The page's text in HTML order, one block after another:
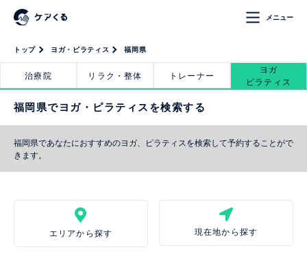
メニュー
トップ ヨガ・ピラティス 福岡県
治療院 リラク・整体 トレーナー
ヨガ
ピラティス
福岡県でヨガ・ピラティスを検索する
福岡県であなたにおすすめのヨガ、ピラティスを検索して予約することがで
きます。
エリアから探す 現在地から探す